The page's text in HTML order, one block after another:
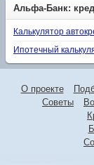
Альфа-Банк:
Калькулятор
Ипотечный
О проекте
Советы